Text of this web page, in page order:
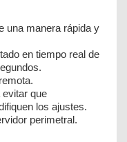
una manera rápida y
en tiempo real de
que
los ajustes.
perimetral.